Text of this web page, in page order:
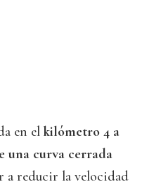
en el kilómetro 4 a
una curva cerrada
a reducir la velocidad